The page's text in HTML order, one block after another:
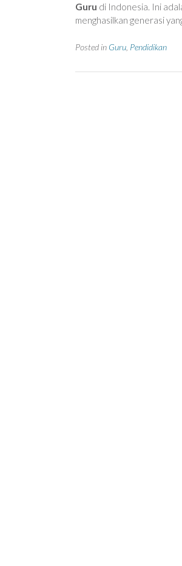
Guru di Indonesia. Ini
menghasilkan generasi
Posted in Guru Pendidikan